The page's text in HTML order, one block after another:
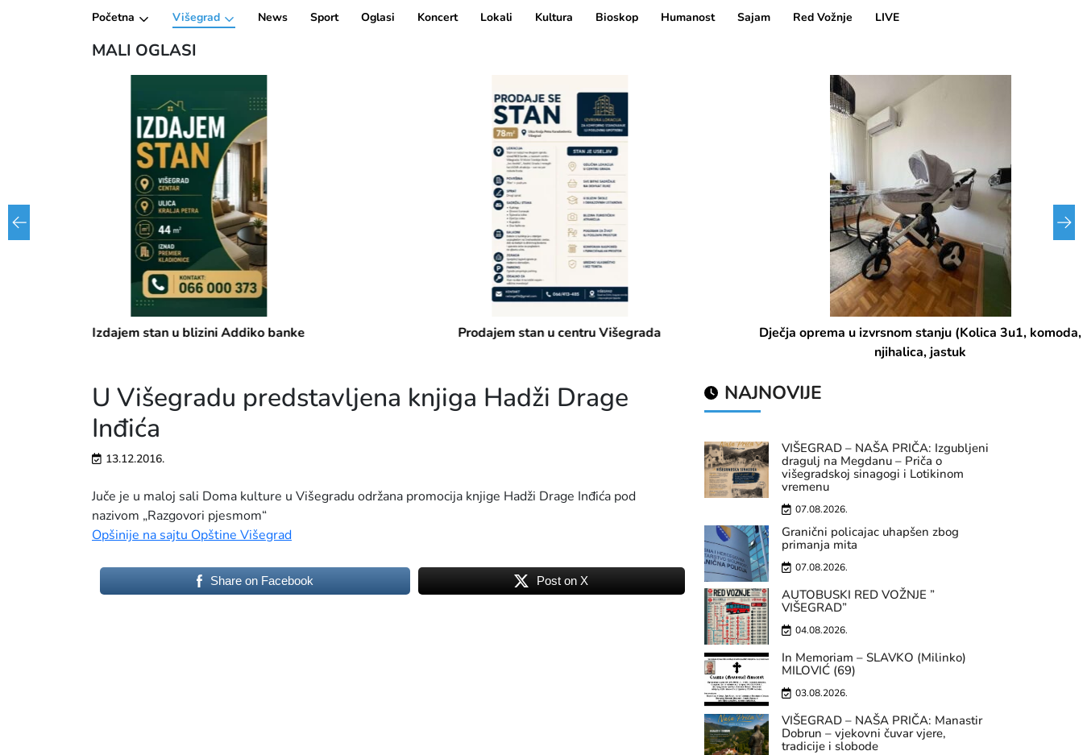
Početna Višegrad News Sport Oglasi Koncert Lokali Kultura Bioskop Humanost Sajam Red Vožnje LIVE
MALI OGLASI
Izdajem stan u blizini Addiko banke Prodajem stan u centru Višegrada
Dječja oprema u izvrsnom stanju (Kolica 3u1, komoda,
njihalica, jastuk
U Višegradu predstavljena knjiga Hadži Drage
Inđića
13.12.2016.
Juče je u maloj sali Doma kulture u Višegradu održana promocija knjige Hadži Drage Inđića pod
nazivom „Razgovori pjesmom“
Opšinije na sajtu Opštine Višegrad
Share on Facebook Post on X
NAJNOVIJE
VIŠEGRAD – NAŠA PRIČA: Izgubljeni
dragulj na Megdanu – Priča o
višegradskoj sinagogi i Lotikinom
vremenu
07.08.2026.
Granični policajac uhapšen zbog
primanja mita
07.08.2026.
AUTOBUSKI RED VOŽNJE ”
VIŠEGRAD”
04.08.2026.
In Memoriam – SLAVKO (Milinko)
MILOVIĆ (69)
03.08.2026.
VIŠEGRAD – NAŠA PRIČA: Manastir
Dobrun – vjekovni čuvar vjere,
tradicije i slobode